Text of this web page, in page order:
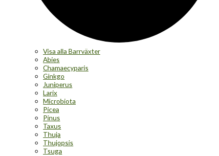
Visa alla Barrväxter
Abies
Chamaecyparis
Ginkgo
Juniperus
Larix
Microbiota
Picea
Pinus
Taxus
Thuja
Thujopsis
Tsuga